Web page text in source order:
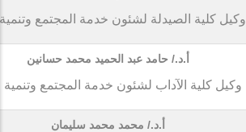
وكيل كلية الصيدلة لشئون خدمة المجتمع وتنمية
أ.د./ حامد عبد الحميد محمد حسانين
وكيل كلية الآداب لشئون خدمة المجتمع وتنمية
أ.د./ محمد محمد سليمان